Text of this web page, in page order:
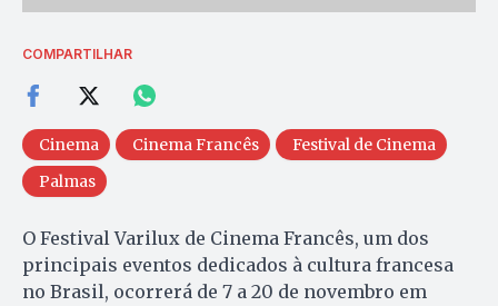
COMPARTILHAR
Cinema Cinema Francês
Festival de Cinema
Palmas
O Festival Varilux de Cinema Francês, um dos
principais eventos dedicados à cultura francesa
no Brasil, ocorrerá de 7 a 20 de novembro em